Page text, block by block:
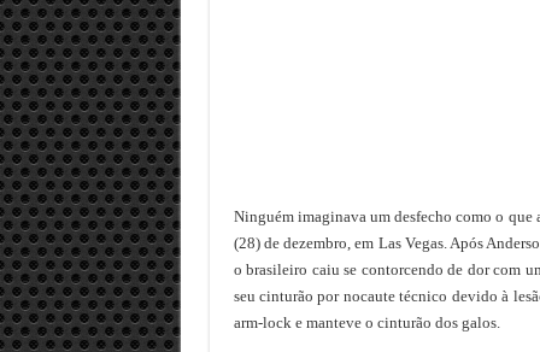
Ninguém imaginava um desfecho como o
(28) de dezembro, em Las Vegas. Após
o brasileiro caiu se contorcendo de dor com
seu cinturão por nocaute técnico devido à
arm-lock e manteve o cinturão dos galos.